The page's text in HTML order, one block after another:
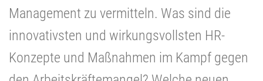
Management zu vermitteln. Was sind die
innovativsten und wirkungsvollsten HR-
Konzepte und Maßnahmen im Kampf gegen